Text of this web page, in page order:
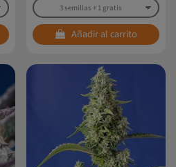
Añadir al carrito